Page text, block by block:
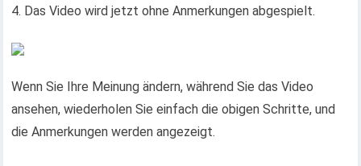
4. Das Video wird jetzt ohne Anmerkungen abgespielt.
Wenn Sie Ihre Meinung ändern, während Sie das Video
ansehen, wiederholen Sie einfach die obigen Schritte, und
die Anmerkungen werden angezeigt.